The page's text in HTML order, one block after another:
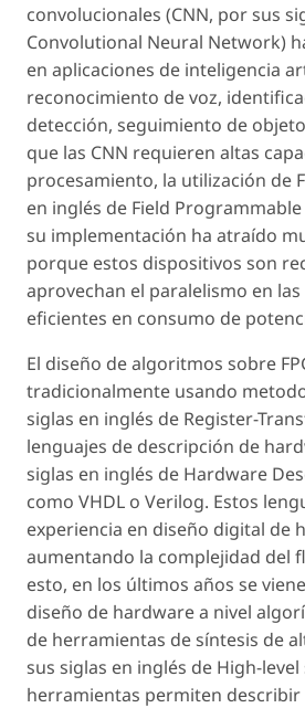
convolucionales (CNN, por sus
Convolutional Neural Network)
en aplicaciones de inteligencia
reconocimiento de voz,
detección, seguimiento de
que las CNN requieren altas
procesamiento, la utilización de
en inglés de Field
su implementación ha atraído
porque estos dispositivos son
aprovechan el paralelismo en las
eficientes en consumo de
El diseño de algoritmos sobre
tradicionalmente usando
siglas en inglés de Register-
lenguajes de descripción de
siglas en inglés de Hardware
como VHDL o Verilog. Estos
experiencia en diseño digital de
aumentando la complejidad del
esto, en los últimos años se
diseño de hardwarea nivel
de herramientas de síntesis de
sus siglas en inglés de High-
herramientas permiten